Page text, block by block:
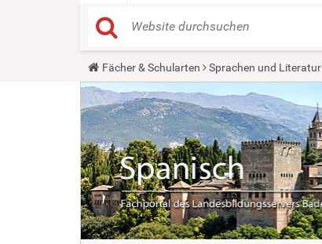
Y
o
u
a
r
e
h
e
r
e
:
Fächer & Schularten Sprachen und Literatur